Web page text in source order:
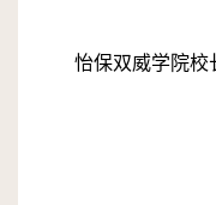
怡保双威学院校